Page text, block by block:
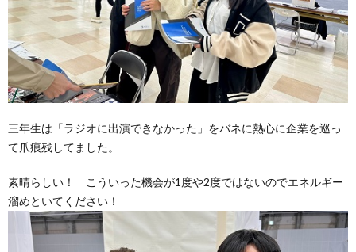
三年生は「ラジオに出演できなかった」をバネに熱心に企業を巡っ
て爪痕残してました。
素晴らしい！ こういった機会が1度や2度ではないのでエネルギー
溜めといてください！